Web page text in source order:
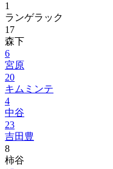
1
ランゲラック
17
森下
6
宮原
20
キムミンテ
4
中谷
23
吉田豊
8
柿谷